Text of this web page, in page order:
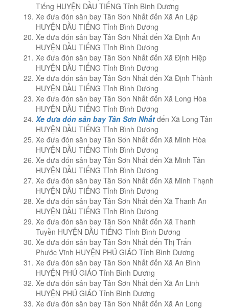
Tiếng HUYỆN DẦU TIẾNG Tỉnh Bình Dương
Xe đưa đón sân bay Tân Sơn Nhất đến Xã An Lập
HUYỆN DẦU TIẾNG Tỉnh Bình Dương
Xe đưa đón sân bay Tân Sơn Nhất đến Xã Định An
HUYỆN DẦU TIẾNG Tỉnh Bình Dương
Xe đưa đón sân bay Tân Sơn Nhất đến Xã Định Hiệp
HUYỆN DẦU TIẾNG Tỉnh Bình Dương
Xe đưa đón sân bay Tân Sơn Nhất đến Xã Định Thành
HUYỆN DẦU TIẾNG Tỉnh Bình Dương
Xe đưa đón sân bay Tân Sơn Nhất đến Xã Long Hòa
HUYỆN DẦU TIẾNG Tỉnh Bình Dương
Xe đưa đón sân bay Tân Sơn Nhất đến Xã Long Tân
HUYỆN DẦU TIẾNG Tỉnh Bình Dương
Xe đưa đón sân bay Tân Sơn Nhất đến Xã Minh Hòa
HUYỆN DẦU TIẾNG Tỉnh Bình Dương
Xe đưa đón sân bay Tân Sơn Nhất đến Xã Minh Tân
HUYỆN DẦU TIẾNG Tỉnh Bình Dương
Xe đưa đón sân bay Tân Sơn Nhất đến Xã Minh Thạnh
HUYỆN DẦU TIẾNG Tỉnh Bình Dương
Xe đưa đón sân bay Tân Sơn Nhất đến Xã Thanh An
HUYỆN DẦU TIẾNG Tỉnh Bình Dương
Xe đưa đón sân bay Tân Sơn Nhất đến Xã Thanh
Tuyền HUYỆN DẦU TIẾNG Tỉnh Bình Dương
Xe đưa đón sân bay Tân Sơn Nhất đến Thị Trấn
Phước Vĩnh HUYỆN PHÚ GIÁO Tỉnh Bình Dương
Xe đưa đón sân bay Tân Sơn Nhất đến Xã An Bình
HUYỆN PHÚ GIÁO Tỉnh Bình Dương
Xe đưa đón sân bay Tân Sơn Nhất đến Xã An Linh
HUYỆN PHÚ GIÁO Tỉnh Bình Dương
Xe đưa đón sân bay Tân Sơn Nhất đến Xã An Long